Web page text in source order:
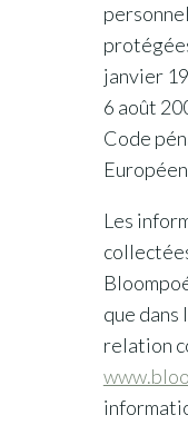
janvier
6 août
Code
Les
que dans
relation